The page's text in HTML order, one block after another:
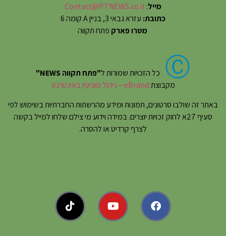
מייל:
Contact@PTNEWS.co.il
כתובת: עזרא גבאי 3, בניין A קומה 6
מטרו פארק פתח תקווה
Ⓒ כל הזכויות שמורות ל"פתח תקווה NEWS"
מקבוצתeBrand – ניהול מוניטין באינטרנט
באתר זה שולבו סרטונים, תמונות ומידע מהרשתות החברתיות בשימוש לפי
סעיף 27א לחוק זכויות יוצרים. במידה וידוע מי צילם שלחו למייל בקשה
לצרף קרדיט או להסרה.